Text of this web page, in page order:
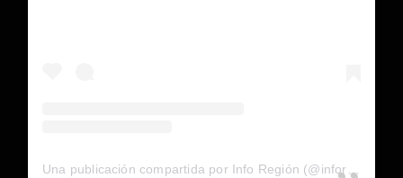
Una publicación compartida por Info Región (@inforegion_redes)